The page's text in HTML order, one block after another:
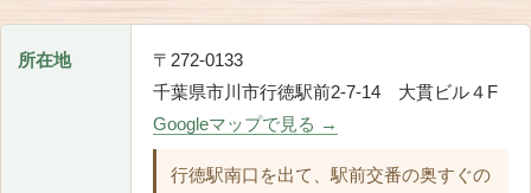
所在地
〒272-0133
千葉県市川市行徳駅前2-7-14 大貫ビル４F
Googleマップで見る →
行徳駅南口を出て、駅前交番の奥すぐの